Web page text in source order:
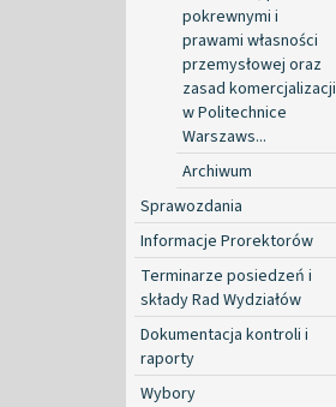
pokrewnymi i
prawami własności
przemysłowej oraz
zasad komercjalizacji
w Politechnice
Warszaws...
Archiwum
Sprawozdania
Informacje Prorektorów
Terminarze posiedzeń i
składy Rad Wydziałów
Dokumentacja kontroli i
raporty
Wybory